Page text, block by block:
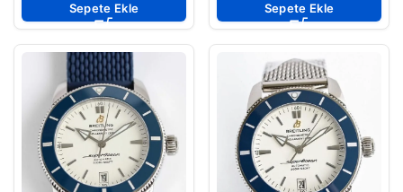
Sepete Ekle Sepete Ekle